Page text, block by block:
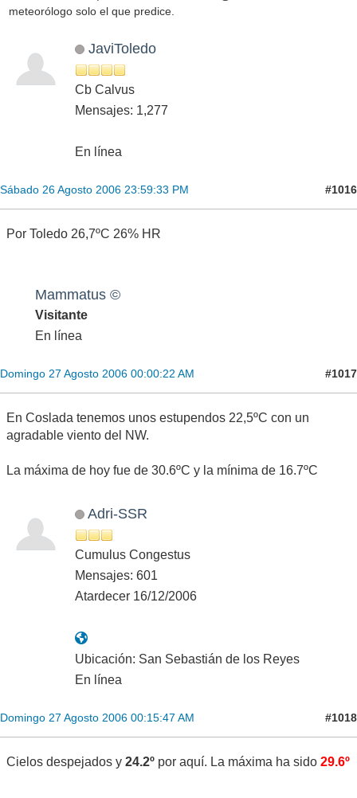
meteorólogo solo el que predice.
JaviToledo
Cb Calvus
Mensajes: 1,277
En línea
Sábado 26 Agosto 2006 23:59:33 PM #1016
Por Toledo 26,7ºC 26% HR
Mammatus ©
Visitante
En línea
Domingo 27 Agosto 2006 00:00:22 AM #1017
En Coslada tenemos unos estupendos 22,5ºC con un
agradable viento del NW.
La máxima de hoy fue de 30.6ºC y la mínima de 16.7ºC
Adri-SSR
Cumulus Congestus
Mensajes: 601
Atardecer 16/12/2006
Ubicación: San Sebastián de los Reyes
En línea
Domingo 27 Agosto 2006 00:15:47 AM #1018
Cielos despejados y 24.2º por aquí. La máxima ha sido 29.6º